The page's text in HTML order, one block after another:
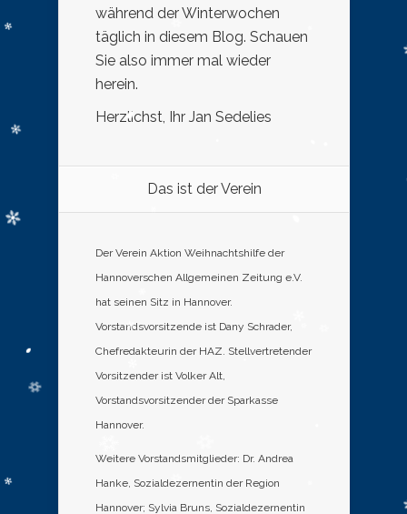
während der Winterwochen
täglich in diesem Blog. Schauen
Sie also immer mal wieder
herein.
Herzlichst, Ihr Jan Sedelies
Das ist der Verein
Der Verein Aktion Weihnachtshilfe der
Hannoverschen Allgemeinen Zeitung e.V.
hat seinen Sitz in Hannover.
Vorstandsvorsitzende ist Dany Schrader,
Chefredakteurin der HAZ. Stellvertretender
Vorsitzender ist Volker Alt,
Vorstandsvorsitzender der Sparkasse
Hannover.
Weitere Vorstandsmitglieder: Dr. Andrea
Hanke, Sozialdezernentin der Region
Hannover; Sylvia Bruns, Sozialdezernentin